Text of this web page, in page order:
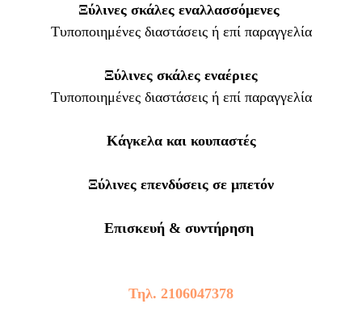
Ξύλινες σκάλες εναλλασσόμενες
Τυποποιημένες διαστάσεις ή επί παραγγελία
Ξύλινες σκάλες εναέριες
Τυποποιημένες διαστάσεις ή επί παραγγελία
Κάγκελα και κουπαστές
Ξύλινες επενδύσεις σε μπετόν
Επισκευή & συντήρηση
Τηλ. 2106047378